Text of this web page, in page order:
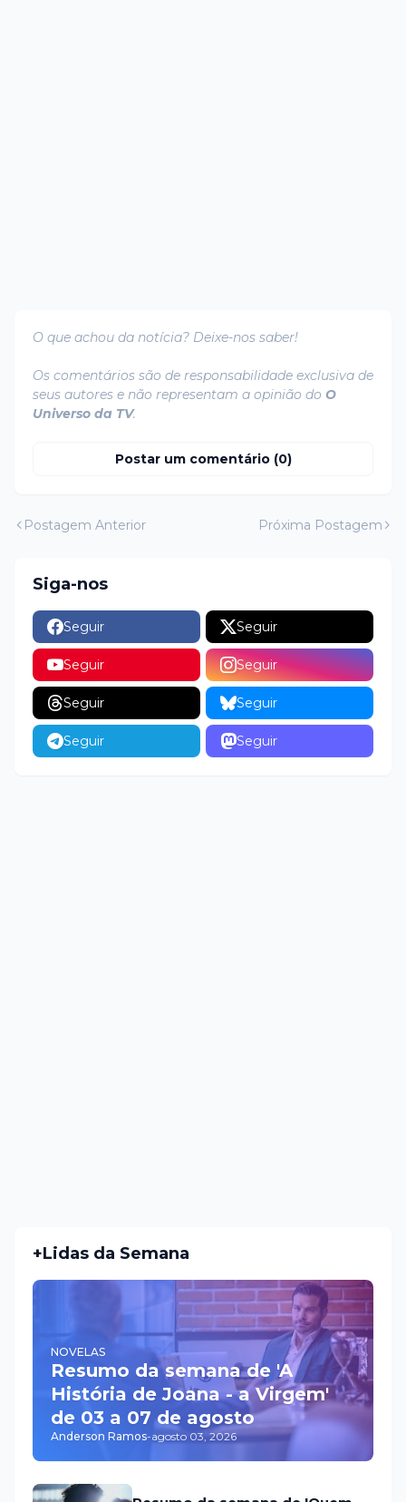
O que achou da notícia? Deixe-nos saber!
Os comentários são de responsabilidade exclusiva de
seus autores e não representam a opinião do O
Universo da TV.
Postar um comentário (0)
Postagem Anterior Próxima Postagem
Siga-nos
Seguir Seguir
Seguir Seguir
Seguir Seguir
Seguir Seguir
+Lidas da Semana
NOVELAS
Resumo da semana de 'A
História de Joana - a Virgem'
de 03 a 07 de agosto
Anderson Ramos-agosto 03, 2026